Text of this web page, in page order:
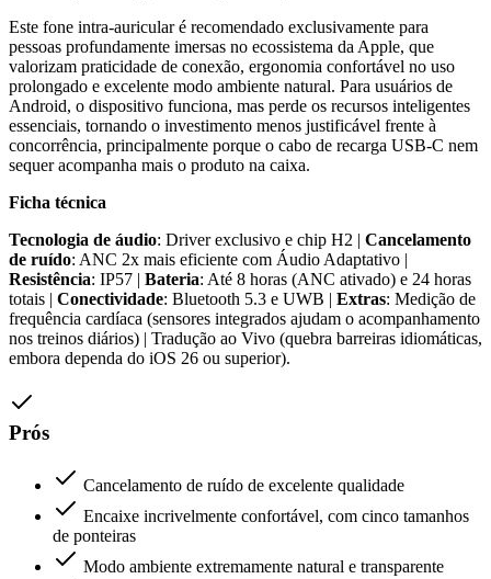
Este fone intra-auricular é recomendado exclusivamente para
pessoas profundamente imersas no ecossistema da Apple, que
valorizam praticidade de conexão, ergonomia confortável no uso
prolongado e excelente modo ambiente natural. Para usuários de
Android, o dispositivo funciona, mas perde os recursos inteligentes
essenciais, tornando o investimento menos justificável frente à
concorrência, principalmente porque o cabo de recarga USB-C nem
sequer acompanha mais o produto na caixa.
Ficha técnica
Tecnologia de áudio: Driver exclusivo e chip H2 | Cancelamento
de ruído: ANC 2x mais eficiente com Áudio Adaptativo |
Resistência: IP57 | Bateria: Até 8 horas (ANC ativado) e 24 horas
totais | Conectividade: Bluetooth 5.3 e UWB | Extras: Medição de
frequência cardíaca (sensores integrados ajudam o acompanhamento
nos treinos diários) | Tradução ao Vivo (quebra barreiras idiomáticas,
embora dependa do iOS 26 ou superior).
Prós
Cancelamento de ruído de excelente qualidade
Encaixe incrivelmente confortável, com cinco tamanhos
de ponteiras
Modo ambiente extremamente natural e transparente